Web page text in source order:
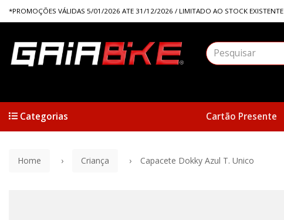
*PROMOÇÕES VÁLIDAS 5/01/2026 ATE 31/12/2026 / LIMITADO AO STOCK EXISTENTE
Cartão Presente
Categorias
Home Criança Capacete Dokky Azul T. Unico